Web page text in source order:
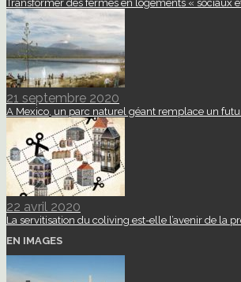
Transformer des fermes en logements « sociaux
21 septembre 2020
A Mexico, un parc naturel géant remplace un
22 avril 2020
La servitisation du coliving est-elle l’avenir de la
EN IMAGES